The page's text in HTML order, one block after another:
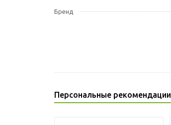
Бренд
Персональные рекомендации